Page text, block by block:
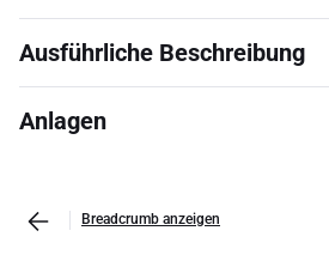
Ausführliche Beschreibung
Anlagen
Breadcrumb anzeigen